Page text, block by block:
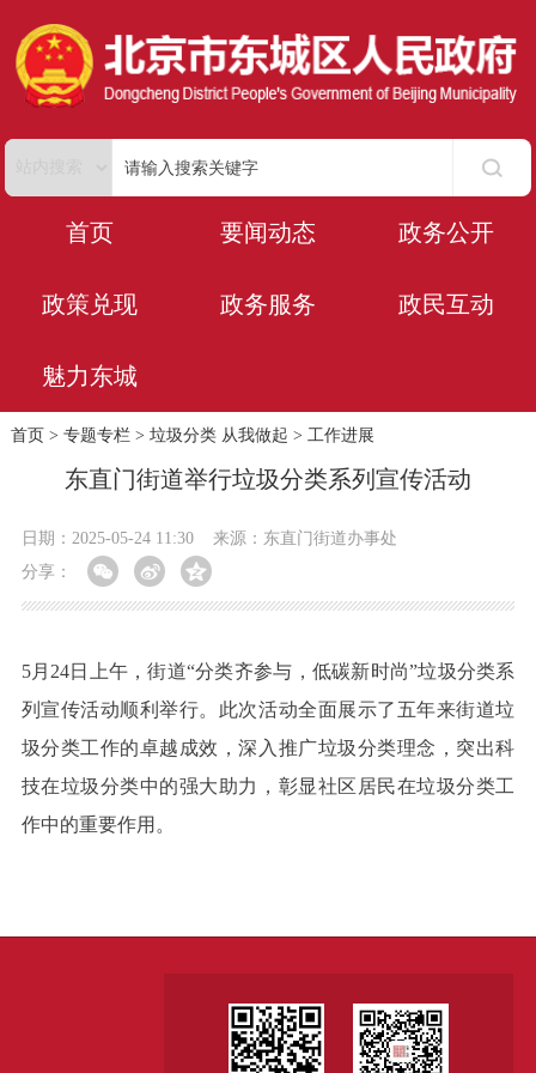
首页 要闻动态 政务公开
政策兑现 政务服务 政民互动
魅力东城
首页 > 专题专栏> 垃圾分类 从我做起 > 工作进展
东直门街道举行垃圾分类系列宣传活动
日期：2025-05-24 11:30
来源：东直门街道办事处
分享：
5月24日上午，街道“分类齐参与，低碳新时尚”垃圾分类系
列宣传活动顺利举行。此次活动全面展示了五年来街道垃
圾分类工作的卓越成效，深入推广垃圾分类理念，突出科
技在垃圾分类中的强大助力，彰显社区居民在垃圾分类工
作中的重要作用。